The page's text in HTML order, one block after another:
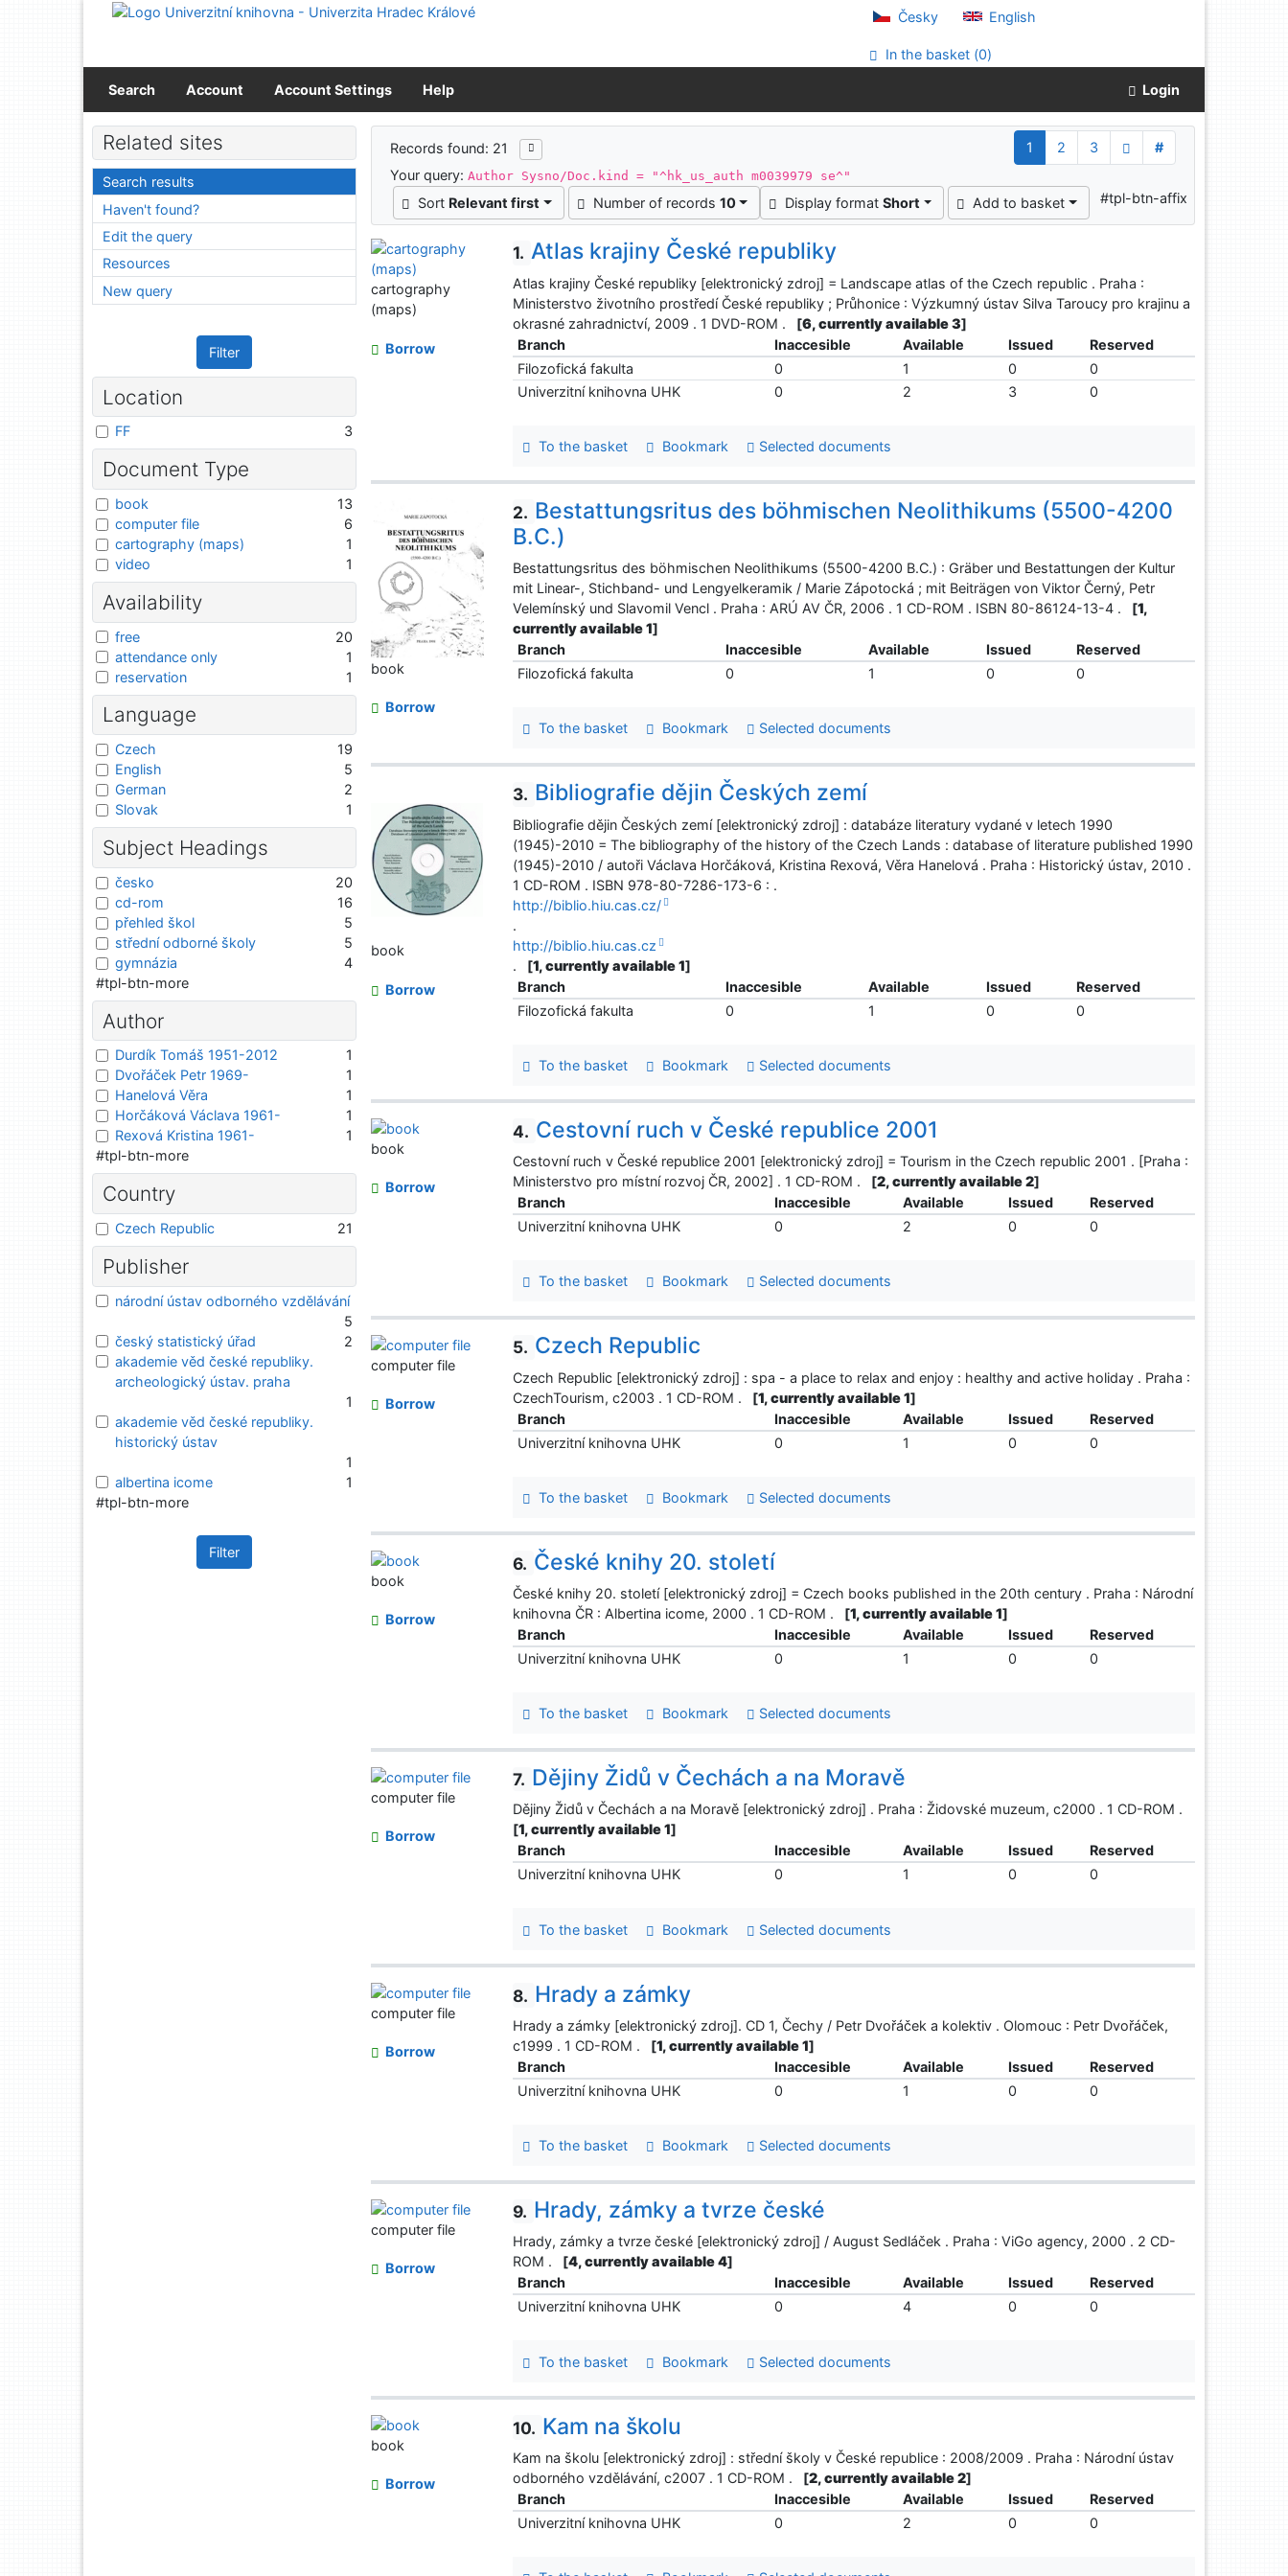
Go to content
Česky English
In the basket (0)
Search Account Account Settings Help Login
Search results
Records found: 21 1 2 3
#
Your query:Author Sysno/Doc.kind = "^hk_us_auth m0039979 se^"
Sort Relevant first Number of records 10 Display format Short Add to basket #tpl-btn-affix
1. Atlas krajiny České republiky
Atlas krajiny České republiky [elektronický zdroj] = Landscape atlas of the Czech republic . Praha :
Ministerstvo životního prostředí České republiky ; Průhonice : Výzkumný ústav Silva Taroucy pro krajinu a
okrasné zahradnictví, 2009 . 1 DVD-ROM .
[6, currently available 3]
Branch
Inaccesible Available Issued
Reserved
Filozofická fakulta
0 1 0
0
Univerzitní knihovna UHK
0 2 3 0
To the basket Bookmark Selected documents
cartography
(maps)
Borrow
2. Bestattungsritus des böhmischen Neolithikums (5500-4200
B.C.)
Bestattungsritus des böhmischen Neolithikums (5500-4200 B.C.) : Gräber und Bestattungen der Kultur
mit Linear-, Stichband- und Lengyelkeramik / Marie Zápotocká ; mit Beiträgen von Viktor Černý, Petr
Velemínský und Slavomil Vencl . Praha : ARÚ AV ČR, 2006 . 1 CD-ROM . ISBN 80-86124-13-4 .
[1,
currently available 1]
Branch
Inaccesible Available Issued
Reserved
Filozofická fakulta
0 1 0 0
To the basket Bookmark Selected documents
book
Borrow
3. Bibliografie dějin Českých zemí
Bibliografie dějin Českých zemí [elektronický zdroj] : databáze literatury vydané v letech 1990
(1945)-2010 = The bibliography of the history of the Czech Lands : database of literature published 1990
(1945)-2010 / autoři Václava Horčáková, Kristina Rexová, Věra Hanelová . Praha : Historický ústav, 2010 .
1 CD-ROM . ISBN 978-80-7286-173-6 : .
http://biblio.hiu.cas.cz/
.
http://biblio.hiu.cas.cz
.
[1, currently available 1]
Branch
Inaccesible Available Issued
Reserved
Filozofická fakulta
0 1 0 0
To the basket Bookmark Selected documents
book
Borrow
4. Cestovní ruch v České republice 2001
Cestovní ruch v České republice 2001 [elektronický zdroj] = Tourism in the Czech republic 2001 . [Praha :
Ministerstvo pro místní rozvoj ČR, 2002] . 1 CD-ROM .
[2, currently available 2]
Branch
Inaccesible Available Issued
Reserved
Univerzitní knihovna UHK
0 2 0 0
To the basket Bookmark Selected documents
book
Borrow
5. Czech Republic
Czech Republic [elektronický zdroj] : spa - a place to relax and enjoy : healthy and active holiday . Praha :
CzechTourism, c2003 . 1 CD-ROM .
[1, currently available 1]
Branch
Inaccesible Available Issued
Reserved
Univerzitní knihovna UHK
0 1 0 0
To the basket Bookmark Selected documents
computer file
Borrow
6. České knihy 20. století
České knihy 20. století [elektronický zdroj] = Czech books published in the 20th century . Praha : Národní
knihovna ČR : Albertina icome, 2000 . 1 CD-ROM .
[1, currently available 1]
Branch
Inaccesible Available Issued
Reserved
Univerzitní knihovna UHK
0 1 0 0
To the basket Bookmark Selected documents
book
Borrow
7. Dějiny Židů v Čechách a na Moravě
Dějiny Židů v Čechách a na Moravě [elektronický zdroj] . Praha : Židovské muzeum, c2000 . 1 CD-ROM .
[1, currently available 1]
Branch
Inaccesible Available Issued
Reserved
Univerzitní knihovna UHK
0 1 0 0
To the basket Bookmark Selected documents
computer file
Borrow
8. Hrady a zámky
Hrady a zámky [elektronický zdroj]. CD 1, Čechy / Petr Dvořáček a kolektiv . Olomouc : Petr Dvořáček,
c1999 . 1 CD-ROM .
[1, currently available 1]
Branch
Inaccesible Available Issued
Reserved
Univerzitní knihovna UHK
0 1 0 0
To the basket Bookmark Selected documents
computer file
Borrow
9. Hrady, zámky a tvrze české
Hrady, zámky a tvrze české [elektronický zdroj] / August Sedláček . Praha : ViGo agency, 2000 . 2 CD-
ROM .
[4, currently available 4]
Branch
Inaccesible Available Issued
Reserved
Univerzitní knihovna UHK
0 4 0 0
To the basket Bookmark Selected documents
computer file
Borrow
10. Kam na školu
Kam na školu [elektronický zdroj] : střední školy v České republice : 2008/2009 . Praha : Národní ústav
odborného vzdělávání, c2007 . 1 CD-ROM .
[2, currently available 2]
Branch
Inaccesible Available Issued
Reserved
Univerzitní knihovna UHK
0 2 0 0
book
Borrow
Related sites
Search results
Haven't found?
Edit the query
Resources
New query
Filter
Location
FF 3
Document Type
book
13
computer file
6
cartography (maps)
1
video
1
Availability
free
20
attendance only
1
reservation
1
Language
Czech
19
English
5
German
2
Slovak
1
Subject Headings
česko
20
cd-rom
16
přehled škol
5
střední odborné školy
5
gymnázia
4
#tpl-btn-more
Author
Durdík Tomáš 1951-2012
1
Dvořáček Petr 1969-
1
Hanelová Věra
1
Horčáková Václava 1961-
1
Rexová Kristina 1961-
1
#tpl-btn-more
Country
Czech Republic 21
Publisher
národní ústav odborného vzdělávání
5
český statistický úřad
2
akademie věd české republiky.
archeologický ústav. praha
1
akademie věd české republiky.
historický ústav
1
albertina icome
1
#tpl-btn-more
Filter